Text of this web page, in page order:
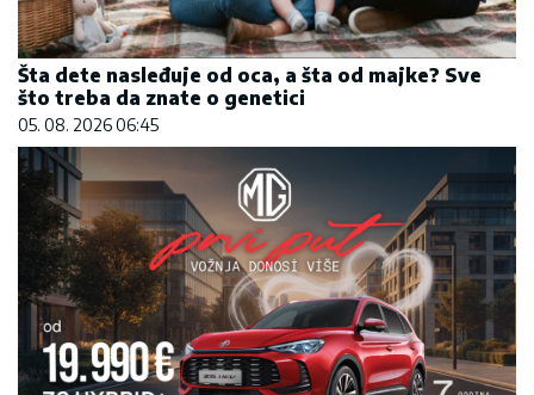
Šta dete nasleđuje od oca, a šta od majke? Sve
što treba da znate o genetici
05. 08. 2026 06:45